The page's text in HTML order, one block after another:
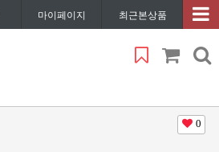
마이페이지 최근본상품
0